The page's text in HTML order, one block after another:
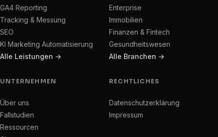
GA4 Reporting
Tracking & Messung
SEO
KI Marketing Automatisierung
Alle Leistungen →
Enterprise
Immobilien
Finanzen & Fintech
Gesundheitswesen
Alle Branchen →
UNTERNEHMEN
Über uns
Fallstudien
Ressourcen
RECHTLICHES
Datenschutzerklärung
Impressum